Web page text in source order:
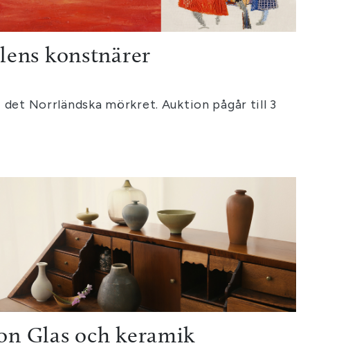
konstnärer
det Norrländska mörkret. Auktion pågår till 3
Glas och keramik